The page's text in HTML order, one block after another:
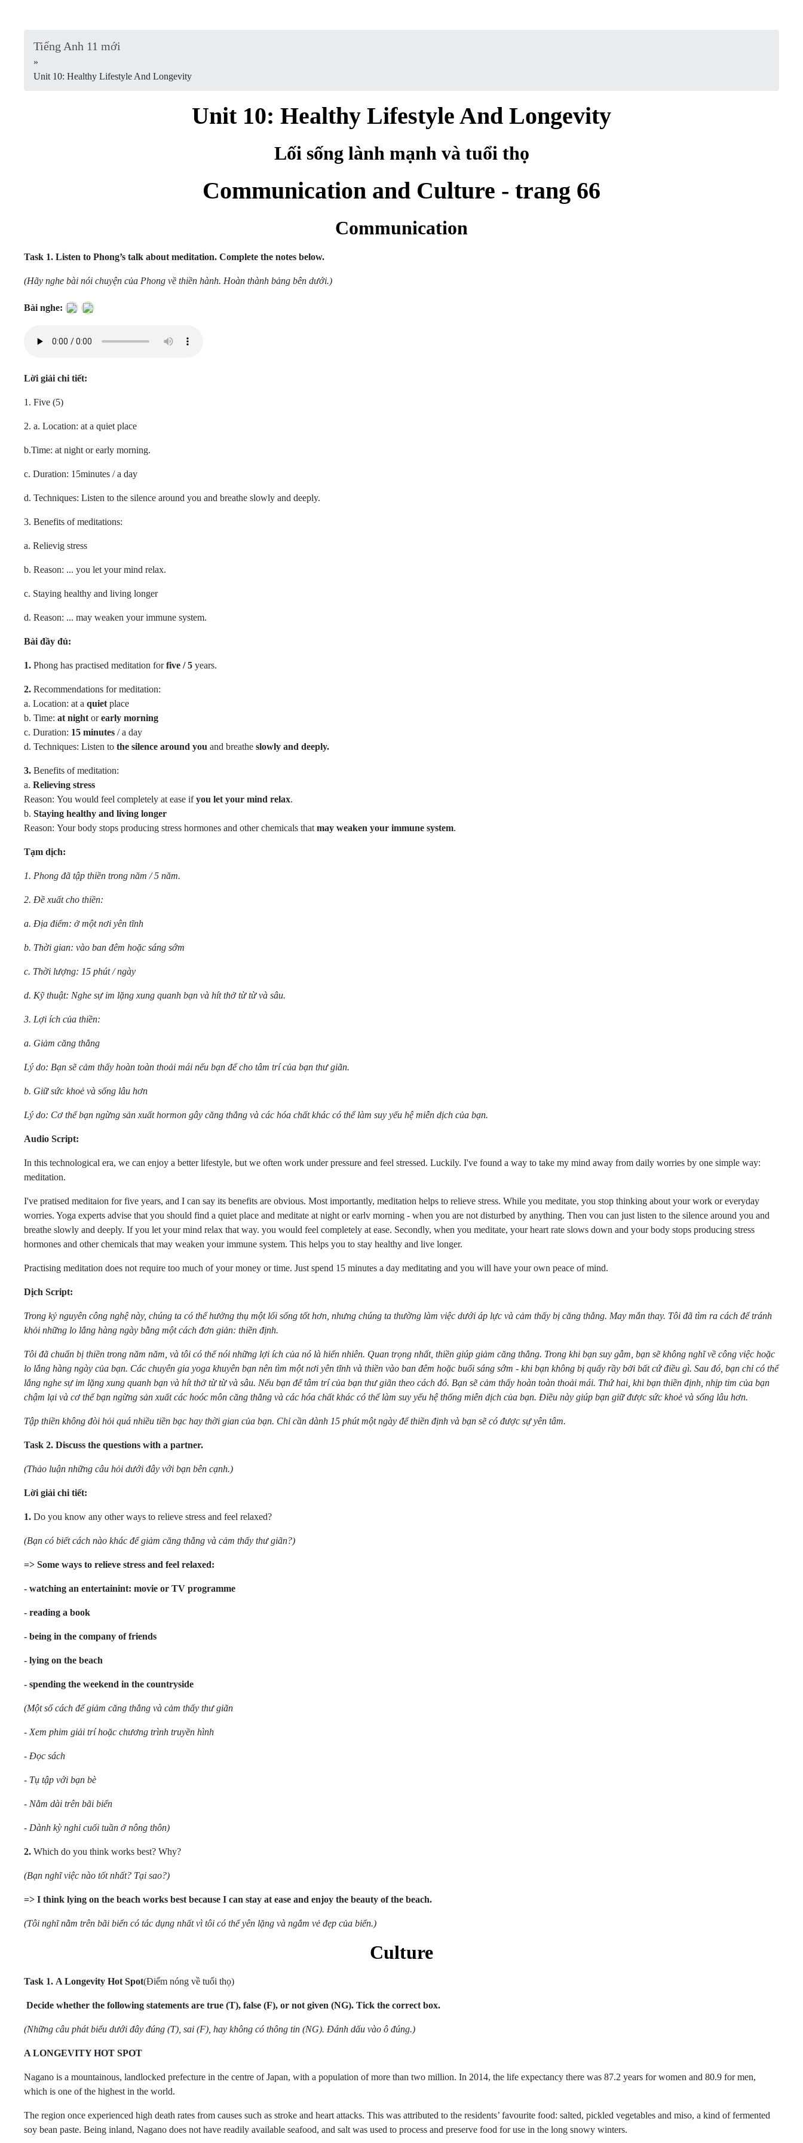
Tiếng Anh 11 mới
»
Unit 10: Healthy Lifestyle And Longevity
Unit 10: Healthy Lifestyle And Longevity
Lối sống lành mạnh và tuổi thọ
Communication and Culture - trang 66
Communication
Task 1. Listen to Phong’s talk about meditation. Complete the notes below.
(Hãy nghe bài nói chuyện của Phong về thiền hành. Hoàn thành bảng bên dưới.)
Bài nghe:
Lời giải chi tiết:
1. Five (5)
2. a. Location: at a quiet place
b.Time: at night or early morning.
c. Duration: 15minutes / a day
d. Techniques: Listen to the silence around you and breathe slowly and deeply.
3. Benefits of meditations:
a. Relievig stress
b. Reason: ... you let your mind relax.
c. Staying healthy and living longer
d. Reason: ... may weaken your immune system.
Bài đầy đủ:
1. Phong has practised meditation forfive / 5 years.
2. Recommendations for meditation:
a. Location: at aquiet place
b. Time:at night orearly morning
c. Duration: 15 minutes / a day
d. Techniques: Listen tothe silence around you and breatheslowly and deeply.
3. Benefits of meditation:
a.Relieving stress
Reason: You would feel completely at ease ifyou let your mind relax.
b.Staying healthy and living longer
Reason: Your body stops producing stress hormones and other chemicals thatmay weaken your immune system.
Tạm dịch:
1. Phong đã tập thiền trong năm / 5 năm.
2. Đề xuất cho thiền:
a. Địa điểm: ở một nơi yên tĩnh
b. Thời gian: vào ban đêm hoặc sáng sớm
c. Thời lượng: 15 phút / ngày
d. Kỹ thuật: Nghe sự im lặng xung quanh bạn và hít thở từ từ và sâu.
3. Lợi ích của thiền:
a. Giảm căng thẳng
Lý do: Bạn sẽ cảm thấy hoàn toàn thoải mái nếu bạn để cho tâm trí của bạn thư giãn.
b. Giữ sức khoẻ và sống lâu hơn
Lý do: Cơ thể bạn ngừng sản xuất hormon gây căng thẳng và các hóa chất khác có thể làm suy yếu hệ miễn dịch của bạn.
Audio Script:
In this technological era, we can enjoy a better lifestyle, but we often work under pressure and feel stressed. Luckily. I've found a way to take my mind away from daily worries by one simple way:
meditation.
I've pratised meditaion for five years, and I can say its benefits are obvious. Most importantly, meditation helps to relieve stress. While you meditate, you stop thinking about your work or everyday
worries. Yoga experts advise that you should find a quiet place and meditate at night or earlv morning - when you are not disturbed by anything. Then vou can just listen to the silence around you and
breathe slowly and deeply. If you let your mind relax that way. you would feel completely at ease. Secondly, when you meditate, your heart rate slows down and your body stops producing stress
hormones and other chemicals that may weaken your immune system. This helps you to stay healthy and live longer.
Practising meditation does not require too much of your money or time. Just spend 15 minutes a day meditating and you will have your own peace of mind.
Dịch Script:
Trong kỷ nguyên công nghệ này, chúng ta có thể hưởng thụ một lối sống tốt hơn, nhưng chúng ta thường làm việc dưới áp lực và cảm thấy bị căng thẳng. May mắn thay. Tôi đã tìm ra cách để tránh
khỏi những lo lắng hàng ngày bằng một cách đơn giản: thiền định.
Tôi đã chuẩn bị thiền trong năm năm, và tôi có thể nói những lợi ích của nó là hiển nhiên. Quan trọng nhất, thiền giúp giảm căng thẳng. Trong khi bạn suy gẫm, bạn sẽ không nghĩ về công việc hoặc
lo lắng hàng ngày của bạn. Các chuyên gia yoga khuyên bạn nên tìm một nơi yên tĩnh và thiền vào ban đêm hoặc buổi sáng sớm - khi bạn không bị quấy rầy bởi bất cứ điều gì. Sau đó, bạn chỉ có thể
lắng nghe sự im lặng xung quanh bạn và hít thở từ từ và sâu. Nếu bạn để tâm trí của bạn thư giãn theo cách đó. Bạn sẽ cảm thấy hoàn toàn thoải mái. Thứ hai, khi bạn thiền định, nhịp tim của bạn
chậm lại và cơ thể bạn ngừng sản xuất các hoóc môn căng thẳng và các hóa chất khác có thể làm suy yếu hệ thống miễn dịch của bạn. Điều này giúp bạn giữ được sức khoẻ và sống lâu hơn.
Tập thiền không đòi hỏi quá nhiều tiền bạc hay thời gian của bạn. Chỉ cần dành 15 phút một ngày để thiền định và bạn sẽ có được sự yên tâm.
Task 2. Discuss the questions with a partner.
(Thảo luận những câu hỏi dưới đây với bạn bên cạnh.)
Lời giải chi tiết:
1. Do you know any other ways to relieve stress and feel relaxed?
(Bạn có biết cách nào khác để giảm căng thẳng và cảm thấy thư giãn?)
=> Some ways to relieve stress and feel relaxed:
- watching an entertainint: movie or TV programme
- reading a book
- being in the company of friends
- lying on the beach
- spending the weekend in the countryside
(Một số cách để giảm căng thẳng và cảm thấy thư giãn
- Xem phim giải trí hoặc chương trình truyền hình
- Đọc sách
- Tụ tập với bạn bè
- Nằm dài trên bãi biển
- Dành kỳ nghỉ cuối tuần ở nông thôn)
2. Which do you think works best? Why?
(Bạn nghĩ việc nào tốt nhất? Tại sao?)
=> I think lying on the beach works best because I can stay at ease and enjoy the beauty of the beach.
(Tôi nghĩ nằm trên bãi biển có tác dụng nhất vì tôi có thể yên lặng và ngắm vẻ đẹp của biển.)
Culture
Task 1. A Longevity Hot Spot(Điểm nóng về tuổi thọ)
Decide whether the following statements are true (T), false (F), or not given (NG). Tick the correct box.
(Những câu phát biểu dưới đây đúng (T), sai (F), hay không có thông tin (NG). Đánh dấu vào ô đúng.)
A LONGEVITY HOT SPOT
Nagano is a mountainous, landlocked prefecture in the centre of Japan, with a population of more than two million. In 2014, the life expectancy there was 87.2 years for women and 80.9 for men,
which is one of the highest in the world.
The region once experienced high death rates from causes such as stroke and heart attacks. This was attributed to the residents’ favourite food: salted, pickled vegetables and miso, a kind of fermented
soy bean paste. Being inland, Nagano does not have readily available seafood, and salt was used to process and preserve food for use in the long snowy winters.